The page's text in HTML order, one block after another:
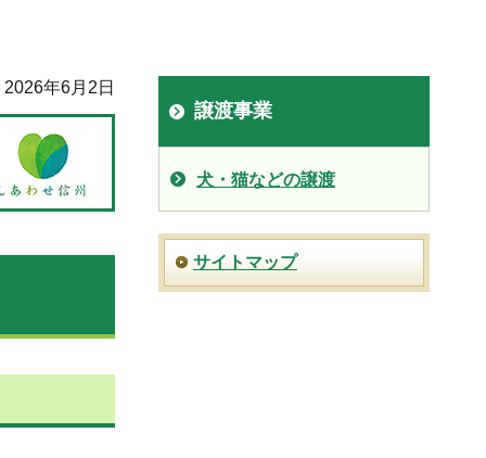
年6月2日
譲渡事業
犬・猫などの譲渡
サイトマップ